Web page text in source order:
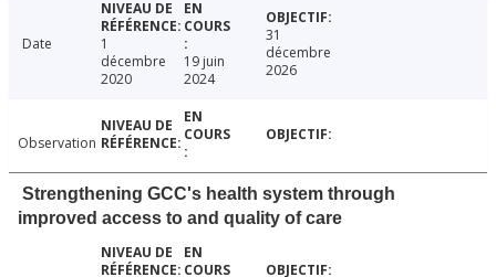
Date
1
décembre
2020
19 juin
2024
31
décembre
2026
Observation
Strengthening GCC's health system through
improved access to and quality of care